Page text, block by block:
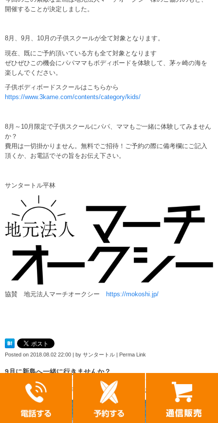
開催することが決定しました。
8月、9月、10月の子供スクールが全て対象となります。
現在、既にご予約頂いている方も全て対象となります
ぜひぜひこの機会にパパママもボディボードを体験して、茅ヶ崎の海を
楽しんでください。
子供ボディボードスクールはこちらから
https://www.3kame.com/contents/category/kids/
8月～10月限定で子供スクールにパパ、ママもご一緒に体験してみません
か？
費用は一切掛かりません。無料でご招待！ご予約の際に備考欄にご記入
頂くか、お電話でその旨をお伝え下さい。
サンタートル平林
協賛 地元法人マーチオークシー https://mokoshi.jp/
Posted on 2018.08.02 22:00 | by サンタートル | Perma Link
9月に新島へ一緒に行きませんか？
毎年大人気の新島！今年も行くことが決定いたしましたー♪